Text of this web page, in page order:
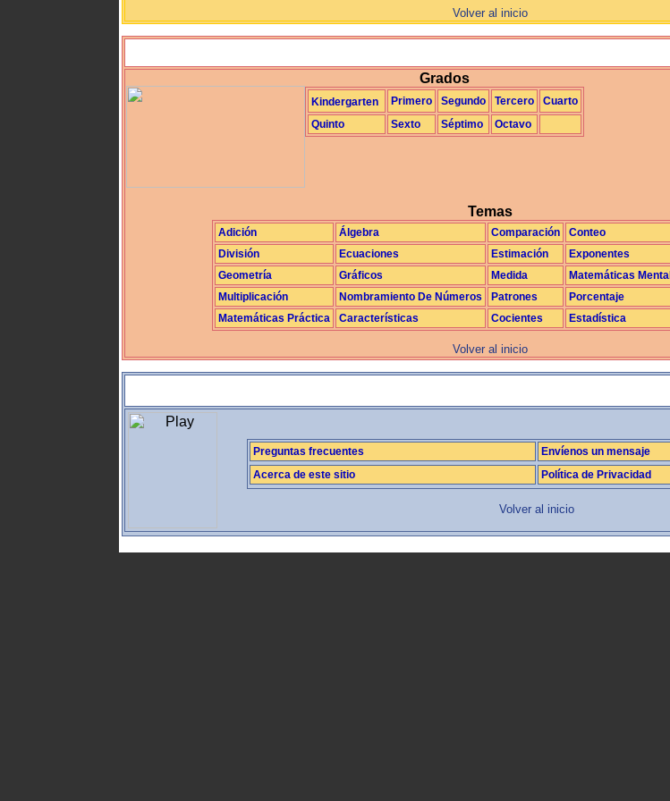
Volver al inicio
Grados
Kindergarten Primero Segundo Tercero
Cuarto
Quinto
Sexto Séptimo Octavo
Temas
Adición Álgebra Comparación Conteo
División
Ecuaciones Estimación Exponentes
Geometría
Gráficos Medida Matemáticas Mental
Multiplicación
Nombramiento De Números Patrones Porcentaje
Matemáticas Práctica
Características Cocientes Estadística
Volver al inicio
Preguntas frecuentes
Envíenos un mensaje
Acerca de este sitio
Política de Privacidad
Volver al inicio